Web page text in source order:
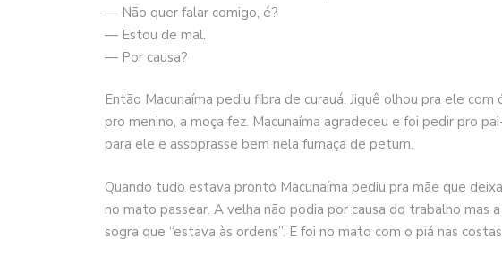
— Não quer falar comigo, é?
— Estou de mal.
— Por causa?
Então Macunaíma pediu fibra de curauá. Jiguê olhou pra ele
pro menino, a moça fez. Macunaíma agradeceu e foi pedir pro
para ele e assoprasse bem nela fumaça de petum.
Quando tudo estava pronto Macunaíma pediu pra mãe que
no mato passear. A velha não podia por causa do trabalho mas
sogra que “estava às ordens”. E foi no mato com o piá nas